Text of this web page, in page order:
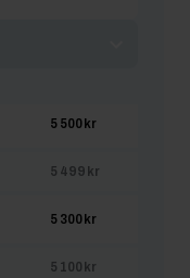
5 500 kr
5 499 kr
5 300 kr
5 100 kr